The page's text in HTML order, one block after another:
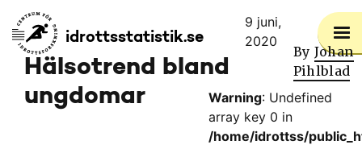
idrottsstatistik.se
Centrum
för
idrottsforskning,
Warning: Undefined
array key 0 in
/home/idrottss/
Hälsotrend bland
ungdomar
9 juni,
2020
By Johan
Pihlblad